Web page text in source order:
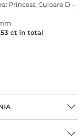
Princess; Culoare D –
ct in total